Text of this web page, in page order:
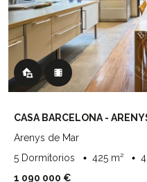
CASA BARCELONA -
Arenys de Mar
5 Dormitorios
425 m²
1 090 000 €